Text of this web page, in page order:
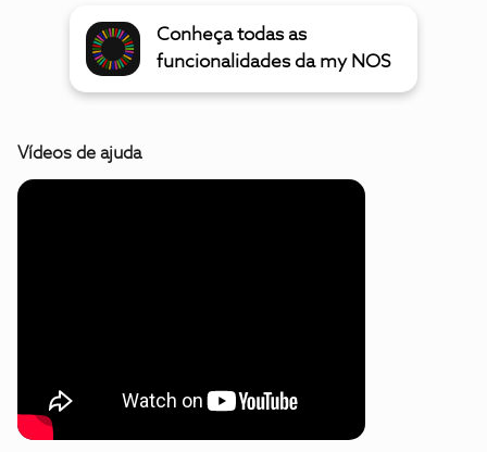
Conheça todas as
funcionalidades da my NOS
Vídeos de ajuda